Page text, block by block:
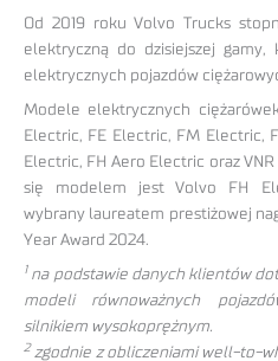
Od 2019 roku Volvo Trucks
elektryczną do dzisiejszej
elektrycznych pojazdów
Modele elektrycznych
Electric, FE Electric, FM Electric,
Electric, FH Aero Electric oraz
się modelem jest Volvo FH
wybrany laureatem prestiżowej
Year Award 2024.
1na podstawie danych klientów
modeli równoważnych
silnikiem wysokoprężnym.
2 zgodnie z obliczeniami well-to-